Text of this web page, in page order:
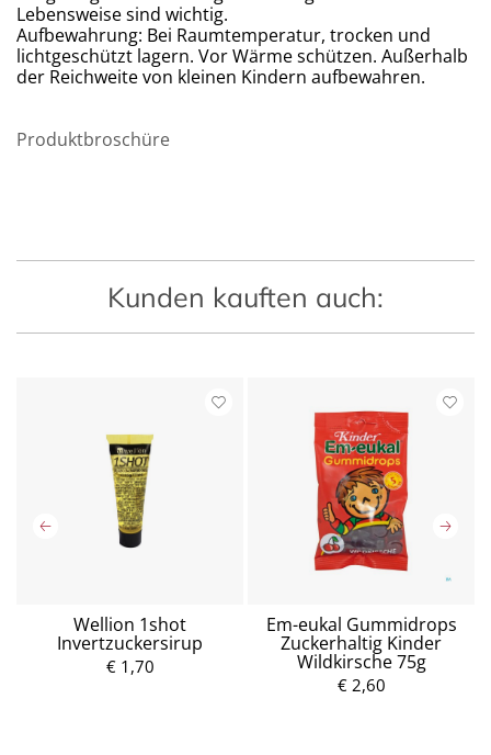
Lebensweise sind wichtig.
Aufbewahrung: Bei Raumtemperatur, trocken und
lichtgeschützt lagern. Vor Wärme schützen. Außerhalb
der Reichweite von kleinen Kindern aufbewahren.
Produktbroschüre
Kunden kauften auch:
Wellion 1shot
Invertzuckersirup
€ 1,70
Em-eukal Gummidrops
Zuckerhaltig Kinder
Wildkirsche 75g
€ 2,60
P